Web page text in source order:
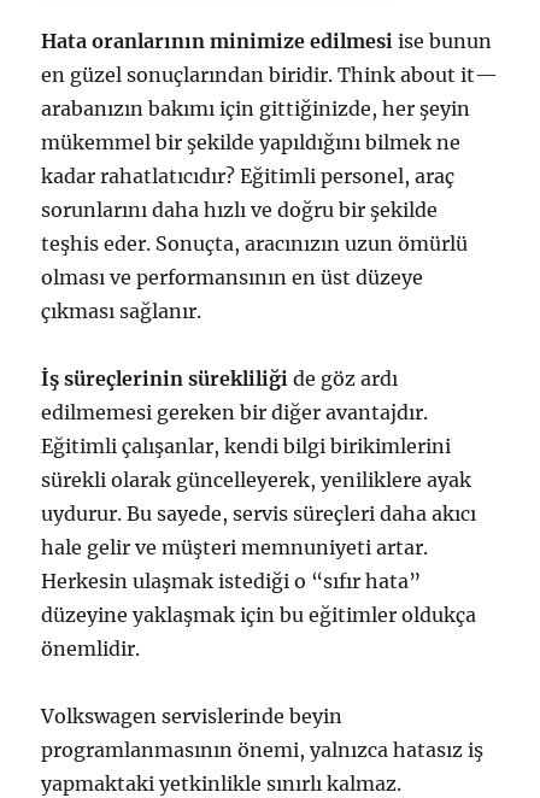
Hata oranlarının minimize edilmesi ise bunun
en güzel sonuçlarından biridir. Think about it—
arabanızın bakımı için gittiğinizde, her şeyin
mükemmel bir şekilde yapıldığını bilmek ne
kadar rahatlatıcıdır? Eğitimli personel, araç
sorunlarını daha hızlı ve doğru bir şekilde
teşhis eder. Sonuçta, aracınızın uzun ömürlü
olması ve performansının en üst düzeye
çıkması sağlanır.
İş süreçlerinin sürekliliği de göz ardı
edilmemesi gereken bir diğer avantajdır.
Eğitimli çalışanlar, kendi bilgi birikimlerini
sürekli olarak güncelleyerek, yeniliklere ayak
uydurur. Bu sayede, servis süreçleri daha akıcı
hale gelir ve müşteri memnuniyeti artar.
Herkesin ulaşmak istediği o “sıfır hata”
düzeyine yaklaşmak için bu eğitimler oldukça
önemlidir.
Volkswagen servislerinde beyin
programlanmasının önemi, yalnızca hatasız iş
yapmaktaki yetkinlikle sınırlı kalmaz.